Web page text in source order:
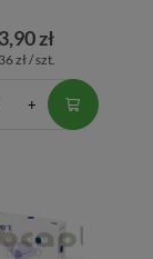
zł
zł / szt.